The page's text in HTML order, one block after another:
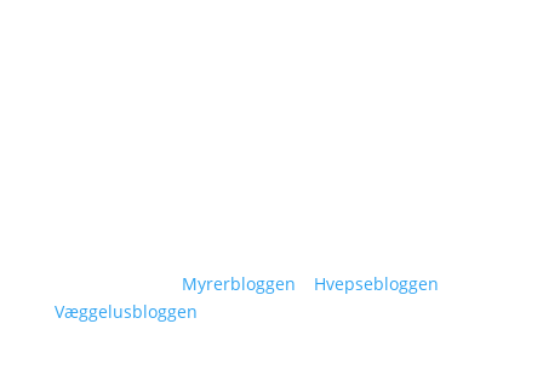
Myrerbloggen Hvepsebloggen
Væggelusbloggen